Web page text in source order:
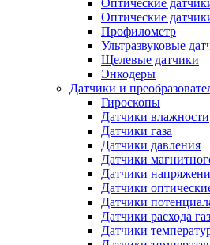
Оптические
Оптические
Профилометр
Ультразвуковые
Щелевые датчики
Энкодеры
Датчики и
Гироскопы
Датчики влажности
Датчики газа
Датчики давления
Датчики
Датчики
Датчики
Датчики
Датчики расхода
Датчики